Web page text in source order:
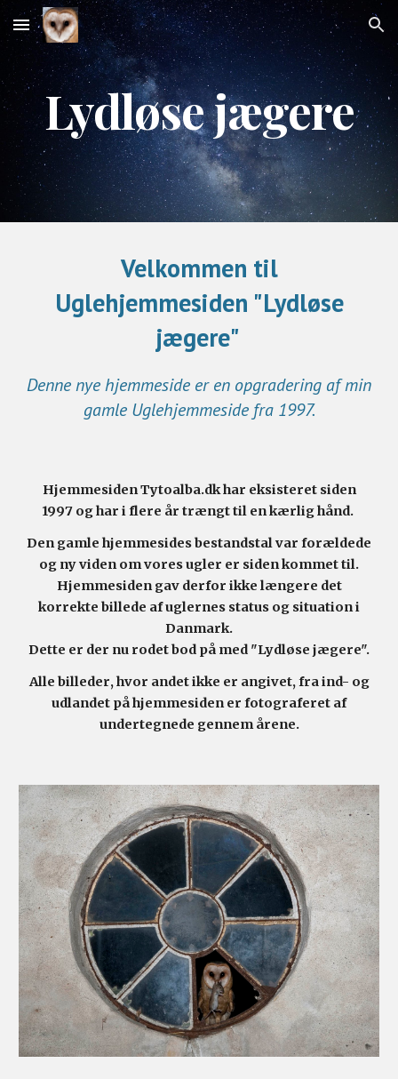
Skip to main content Skip to navigation
Lydløse jægere
Velkommen til
Uglehjemmesiden "Lydløse
jægere"
Denne nye hjemmeside er en opgradering af min
gamle Uglehjemmeside fra 1997.
Hjemmesiden Tytoalba.dk har eksisteret siden
1997 og har i flere år trængt til en kærlig hånd.
Den gamle hjemmesides bestandstal var forældede
og ny viden om vores ugler er siden kommet til.
Hjemmesiden gav derfor ikke længere det
korrekte billede af uglernes status og situation i
Danmark.
Dette er der nu rodet bod på med "Lydløse jægere".
Alle billeder, hvor andet ikke er angivet, fra ind- og
udlandet på hjemmesiden er fotograferet af
undertegnede gennem årene.